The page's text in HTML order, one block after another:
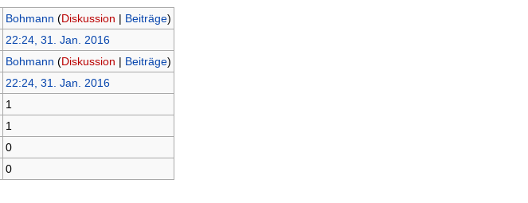
Bohmann (Diskussion | Beiträge)
22:24, 31. Jan. 2016
Bohmann (Diskussion | Beiträge)
22:24, 31. Jan. 2016
1
1
0
0